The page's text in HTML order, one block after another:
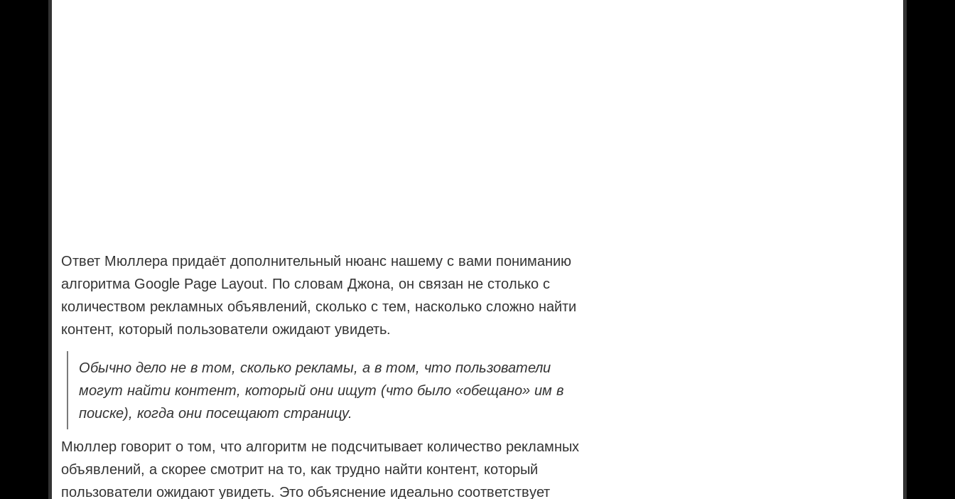
Ответ Мюллера придаёт дополнительный нюанс нашему с вами пониманию
алгоритма Google Page Layout. По словам Джона, он связан не столько с
количеством рекламных объявлений, сколько с тем, насколько сложно найти
контент, который пользователи ожидают увидеть.
Обычно дело не в том, сколько рекламы, а в том, что пользователи
могут найти контент, который они ищут (что было «обещано» им в
поиске), когда они посещают страницу.
Мюллер говорит о том, что алгоритм не подсчитывает количество рекламных
объявлений, а скорее смотрит на то, как трудно найти контент, который
пользователи ожидают увидеть. Это объяснение идеально соответствует